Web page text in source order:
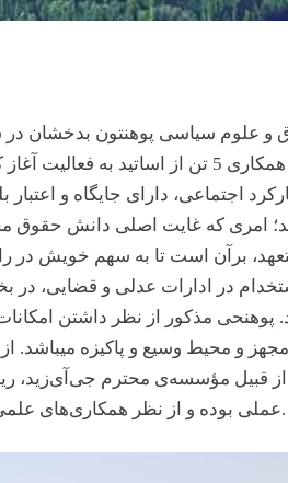
دانشجو و با همکاری 5 تن از
اجتماعی، دارای جایگاه و
امری که غایت اصلی دانش حقوق
برآن است تا به سهم خویش در
پوهنحی­ مذکور از نظر داشتن
مجهز و محیط وسیع و پاکیزه
قبیل مؤسسه­‌ی محترم جی‌­­آی‌­زید،
عملی بوده و از نظر همکاری­‌های علمی نیز با برخی از پوهنحی­‌های حقوق و علوم سیاسی کشور، تفاهم‌­نامه­‌ی همکاری امضا نموده است.